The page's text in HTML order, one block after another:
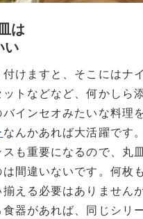
は
い
けますと、そこにはナ
トなどなど、何かしら
インセオみたいな料理
なんかあれば大活躍です
も重要になるので、丸
間違いないです。何枚
える必要はありません
器があれば、同じシリ